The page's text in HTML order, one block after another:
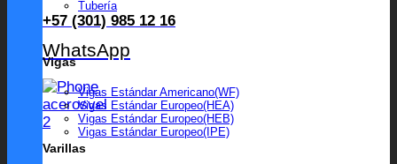
+57 (301) 985 12 16
WhatsApp
Tubería
Vigas
Vigas Estándar Americano(WF)
Vigas Estándar Europeo(HEA)
Vigas Estándar Europeo(HEB)
Vigas Estándar Europeo(IPE)
Varillas